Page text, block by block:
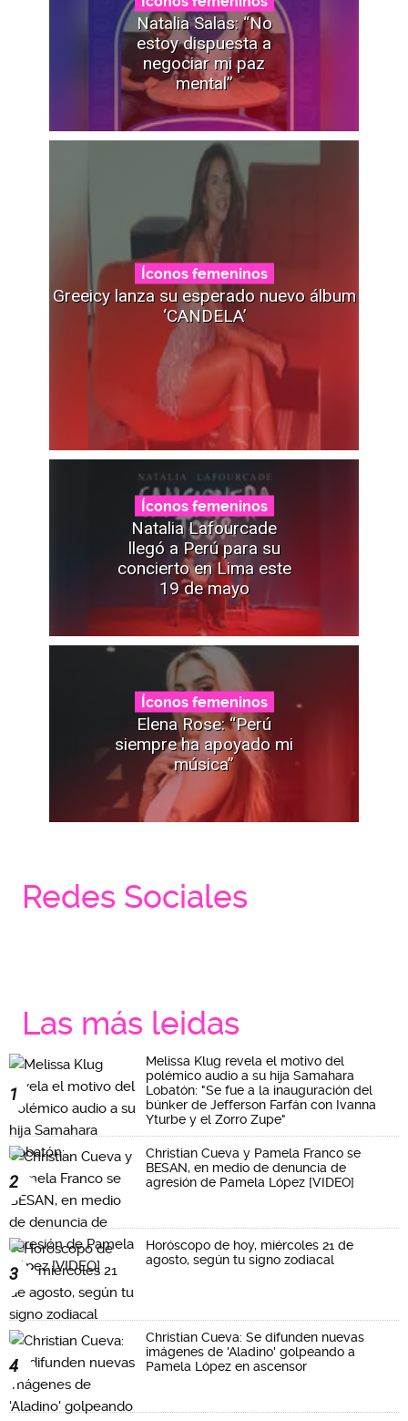
Natalia Salas: “No
estoy dispuesta a
negociar mi paz
mental”
Íconos femeninos
Greeicy lanza su esperado nuevo álbum
‘CANDELA’
Íconos femeninos
Natalia Lafourcade
llegó a Perú para su
concierto en Lima este
19 de mayo
Íconos femeninos
Elena Rose: “Perú
siempre ha apoyado mi
música”
Redes Sociales
Las más leidas
1
Melissa Klug revela el motivo del
polémico audio a su hija Samahara
Lobatón: "Se fue a la inauguración del
búnker de Jefferson Farfán con Ivanna
Yturbe y el Zorro Zupe"
2
Christian Cueva y Pamela Franco se
BESAN, en medio de denuncia de
agresión de Pamela López [VIDEO]
3
Horóscopo de hoy, miércoles 21 de
agosto, según tu signo zodiacal
4
Christian Cueva: Se difunden nuevas
imágenes de 'Aladino' golpeando a
Pamela López en ascensor